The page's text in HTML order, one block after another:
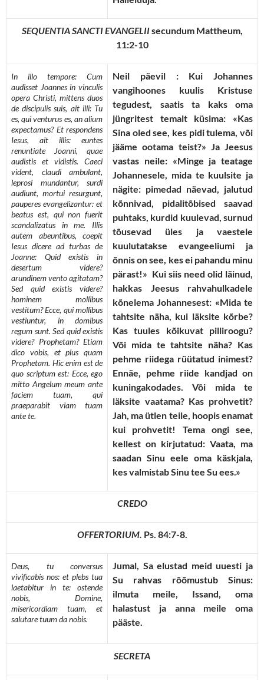
SEQUENTIA SANCTI EVANGELIIsecundum Mattheum,
11:2-10
In illo tempore: Cum
audisset Joannes in vinculis
opera Christi, mittens duos
de discipulis suis, ait illi: Tu
es, qui venturus es, an alium
expectamus? Et respondens
Iesus, ait illis: euntes
renuntiate Joanni, quae
audistis et vidistis. Caeci
vident, claudi ambulant,
leprosi mundantur, surdi
audiunt, mortui resurgunt,
pauperes evangelizantur: et
beatus est, qui non fuerit
scandalizatus in me. Illis
autem abeuntibus, coepit
Iesus dicere ad turbas de
Joanne: Quid existis in
desertum videre?
arundinem vento agitatam?
Sed quid existis videre?
hominem mollibus
vestitum? Ecce, qui mollibus
vestiuntur, in domibus
regum sunt. Sed quid existis
videre? Prophetam? Etiam
dico vobis, et plus quam
Prophetam. Hic enim est de
quo scriptum est: Ecce, ego
mitto Angelum meum ante
faciem tuam, qui
praeparabit viam tuam
ante te.
Neil päevil : Kui Johannes
vangihoones kuulis Kristuse
tegudest, saatis ta kaks oma
jüngritest temalt küsima: «Kas
Sina oled see, kes pidi tulema, või
jääme ootama teist?» Ja Jeesus
vastas neile: «Minge ja teatage
Johannesele, mida te kuulsite ja
nägite: pimedad näevad, jalutud
kõnnivad, pidalitõbised saavad
puhtaks, kurdid kuulevad, surnud
tõusevad üles ja vaestele
kuulutatakse evangeeliumi ja
õnnis on see, kes ei pahandu minu
pärast!» Kui siis need olid läinud,
hakkas Jeesus rahvahulkadele
kõnelema Johannesest: «Mida te
tahtsite näha, kui läksite kõrbe?
Kas tuules kõikuvat pilliroogu?
Või mida te tahtsite näha? Kas
pehme riidega rüütatud inimest?
Ennäe, pehme riide kandjad on
kuningakodades. Või mida te
läksite vaatama? Kas prohvetit?
Jah, ma ütlen teile, hoopis enamat
kui prohvetit! Tema ongi see,
kellest on kirjutatud: Vaata, ma
saadan Sinu eele oma käskjala,
kes valmistab Sinu tee Su ees.»
CREDO
OFFERTORIUM. Ps. 84:7-8.
Deus, tu conversus
vivificabis nos: et plebs tua
laetabitur in te: ostende
nobis, Domine,
misericordiam tuam, et
salutare tuum da nobis.
Jumal, Sa elustad meid uuesti ja
Su rahvas rõõmustub Sinus:
ilmuta meile, Issand, oma
halastust ja anna meile oma
pääste.
SECRETA